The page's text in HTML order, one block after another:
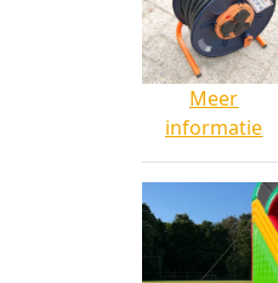
Meer
informatie